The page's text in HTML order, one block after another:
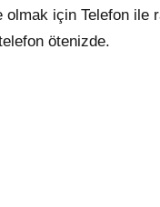
olmak için Telefon ile
ötenizde.